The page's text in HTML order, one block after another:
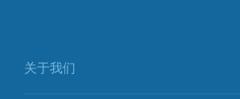
关于我们